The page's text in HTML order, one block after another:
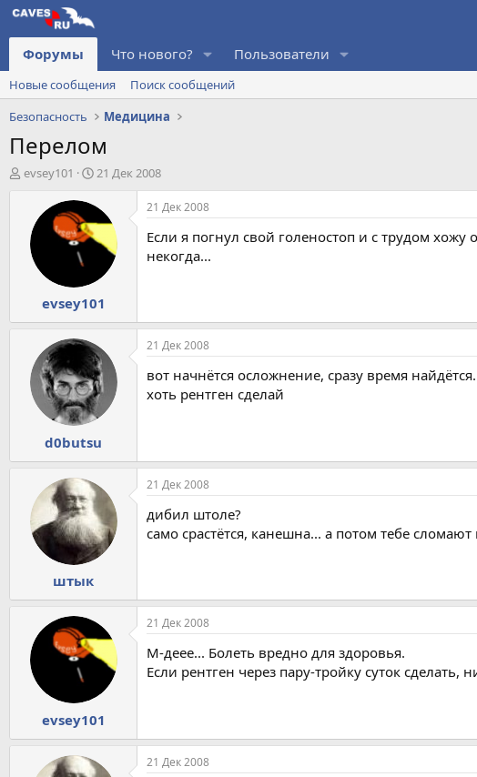
Форумы Что нового? Пользователи
Новые сообщения
Поиск сообщений
Безопасность
Медицина
Перелом
А
evsey101
Д
т
а
н
а
л
а
21 Дек 2008
evsey101
21 Дек 2008
Если я погнул свой голеностоп и с трудом
некогда...
d0butsu
21 Дек 2008
вот начнётся осложнение, сразу время найдётся.
хоть рентген сделай
штык
21 Дек 2008
дибил штоле?
само срастётся, канешна... а потом тебе
evsey101
21 Дек 2008
М-деее... Болеть вредно для здоровья.
Если рентген через пару-тройку суток сделать,
21 Дек 2008